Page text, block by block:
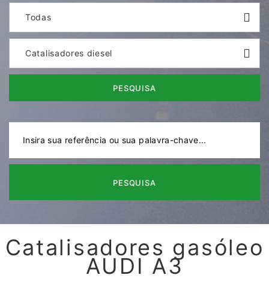
Todas
Catalisadores diesel
PESQUISA
PESQUISA
Catalisadores gasóleo
AUDI A3